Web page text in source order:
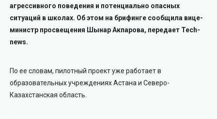
агрессивного поведения и потенциально опасных
ситуаций в школах. Об этом на брифинге сообщила вице-
министр просвещения Шынар Акпарова, передает Tech-
news.
По ее словам, пилотный проект уже работает в
образовательных учреждениях Астана и Северо-
Казахстанская область.